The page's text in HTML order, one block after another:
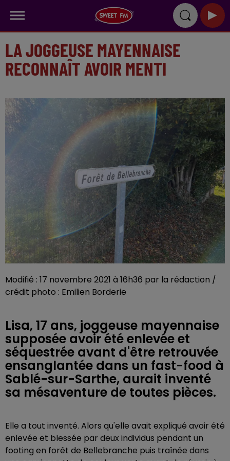
LA JOGGEUSE MAYENNAISE
RECONNAÎT AVOIR MENTI
Modifié : 17 novembre 2021 à 16h36 par la rédaction /
crédit photo : Emilien Borderie
Lisa, 17 ans, joggeuse mayennaise
supposée avoir été enlevée et
séquestrée avant d'être retrouvée
ensanglantée dans un fast-food à
Sablé-sur-Sarthe, aurait inventé
sa mésaventure de toutes pièces.
Elle a tout inventé. Alors qu'elle avait expliqué avoir été
enlevée et blessée par deux individus pendant un
footing en forêt de Bellebranche puis traînée dans